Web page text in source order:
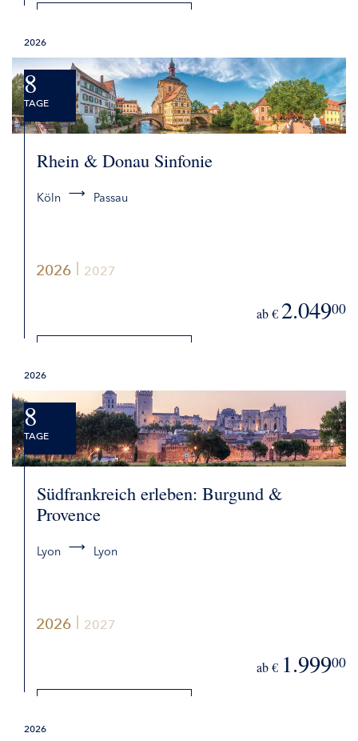
2026 2027
2026
8
TAGE
Rhein & Donau Sinfonie
Köln Passau
ab € 2.04900
2026 2027
2026
8
TAGE
Südfrankreich erleben: Burgund &
Provence
Lyon Lyon
ab € 1.99900
2026